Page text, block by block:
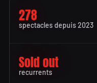
278
spectacles depuis 2023
Sold out
recurrents